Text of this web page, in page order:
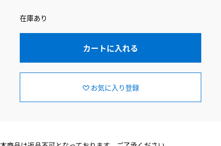
在庫あり
カートに入れる
お気に入り登録